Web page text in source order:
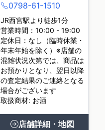
0798-61-1510
JR西宮駅より徒歩1分
営業時間：10:00 - 19:00
定休日：なし（臨時休業・
年末年始を除く）※店舗の
混雑状況次第では、商品は
お預かりとなり、翌日以降
の査定結果のご連絡となる
場合がございます
取扱商材: お酒
店舗詳細・地図